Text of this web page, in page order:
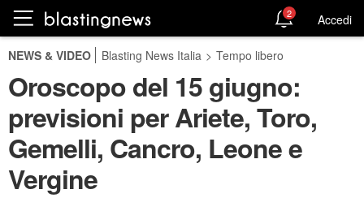
2 Accedi
NEWS & VIDEO Blasting News Italia > Tempo libero
Oroscopo del 15 giugno:
previsioni per Ariete, Toro,
Gemelli, Cancro, Leone e
Vergine